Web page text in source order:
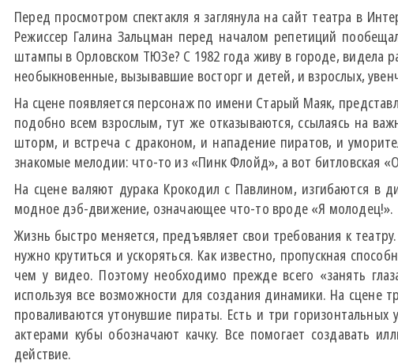
Перед просмотром спектакля я заглянула на сайт театра в
Режиссер Галина Зальцман перед началом репетиций
штампы в Орловском ТЮЗе? С 1982 года живу в городе, видела
необыкновенные, вызывавшие восторг и детей, и взрослых,
На сцене появляется персонаж по имени Старый Маяк,
подобно всем взрослым, тут же отказываются, ссылаясь на
шторм, и встреча с драконом, и нападение пиратов, и
знакомые мелодии: что-то из «Пинк Флойд», а вот битловская
На сцене валяют дурака Крокодил с Павлином, изгибаются в
модное дэб-движение, означающее что-то вроде «Я молодец!».
Жизнь быстро меняется, предъявляет свои требования к
нужно крутиться и ускоряться. Как известно, пропускная
чем у видео. Поэтому необходимо прежде всего «занять
используя все возможности для создания динамики. На
проваливаются утонувшие пираты. Есть и три
актерами кубы обозначают качку. Все помогает создавать
действие.